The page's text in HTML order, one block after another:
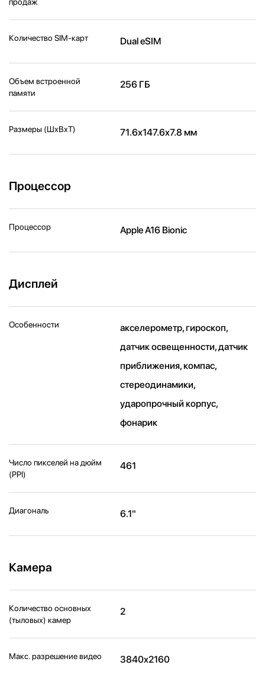
Количество SIM-карт Dual eSIM
Объем встроенной
памяти
256 ГБ
Размеры (ШxВxТ) 71.6x147.6x7.8 мм
Процессор
Процессор Apple A16 Bionic
Дисплей
Особенности
акселерометр, гироскоп,
датчик освещенности, датчик
приближения, компас,
стереодинамики,
ударопрочный корпус,
фонарик
Число пикселей на дюйм
(PPI)
461
Диагональ 6.1"
Камера
Количество основных
(тыловых) камер
2
Макс. разрешение видео 3840x2160